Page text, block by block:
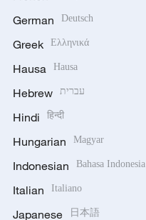
German Deutsch
Greek Ελληνικά
Hausa Hausa
Hebrew עברית
Hindi हिन्दी
Hungarian Magyar
Indonesian Bahasa Indonesia
Italian Italiano
Japanese 日本語